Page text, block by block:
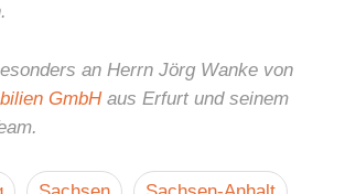
an Herrn Jörg Wanke von
GmbHaus Erfurt und seinem